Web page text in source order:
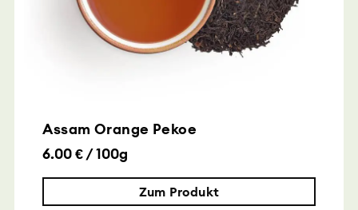
Assam Orange Pekoe
6.00 € / 100g
Zum Produkt